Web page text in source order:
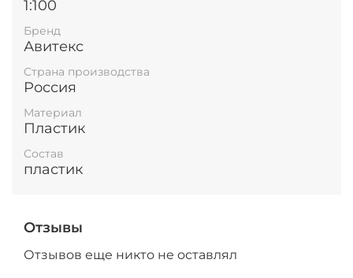
1:100
Бренд
Авитекс
Страна производства
Россия
Материал
Пластик
Состав
пластик
Отзывы
Отзывов еще никто не оставлял